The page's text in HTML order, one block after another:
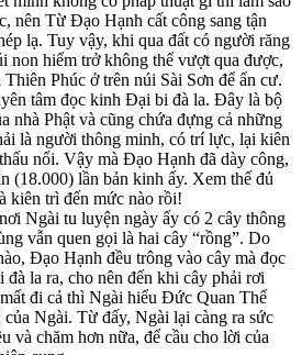
nên Từ Đạo Hạnh cất công sang tận
lạ. Tuy vậy, khi qua đất có người răng
non hiểm trở không thể vượt qua được,
Phúc ở trên núi Sài Sơn để ẩn cư.
tâm đọc kinh Đại bi đà la. Đây là bộ
nhà Phật và cũng chứa đựng cả những
là người thông minh, có trí lực, lại kiên
nổi. Vậy mà Đạo Hạnh đã dày công,
(18.000) lần bản kinh ấy. Xem thế đủ
kiên trì đến mức nào rồi!
Ngài tu luyện ngày ấy có 2 cây thông
vẫn quen gọi là hai cây “rồng”. Do
Đạo Hạnh đều trông vào cây mà đọc
la ra, cho nên đến khi cây phải rơi
đi cả thì Ngài hiểu Đức Quan Thế
Ngài. Từ đấy, Ngài lại càng ra sức
và chăm hơn nữa, để cầu cho lời của